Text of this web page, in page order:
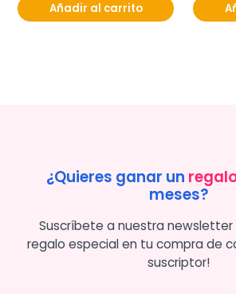
Añadir al carrito
¿Quieres ganar un
meses?
Suscríbete a nuestra newsletter
regalo especial en tu compra de
suscriptor!